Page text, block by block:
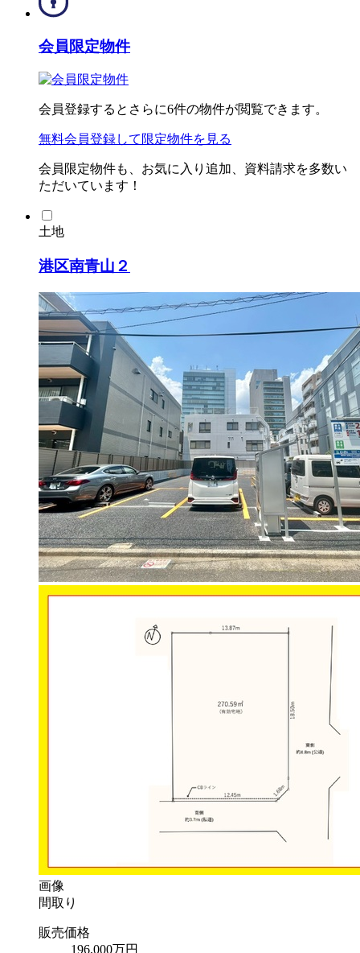
会員限定物件
会員登録するとさらに6件の物件が閲覧できます。
無料会員登録して限定物件を見る
会員限定物件も、お気に入り追加、資料請求を多数い
ただいています！
土地
港区南青山２
画像
間取り
販売価格
196,000万円